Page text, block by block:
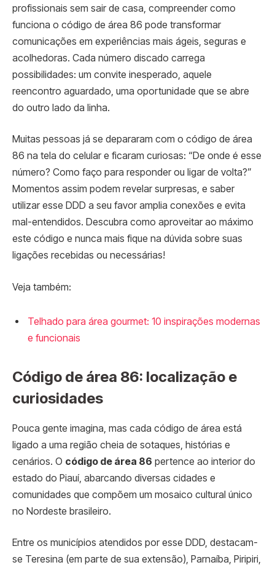
profissionais sem sair de casa, compreender como
funciona o código de área 86 pode transformar
comunicações em experiências mais ágeis, seguras e
acolhedoras. Cada número discado carrega
possibilidades: um convite inesperado, aquele
reencontro aguardado, uma oportunidade que se abre
do outro lado da linha.
Muitas pessoas já se depararam com o código de área
86 na tela do celular e ficaram curiosas: “De onde é esse
número? Como faço para responder ou ligar de volta?”
Momentos assim podem revelar surpresas, e saber
utilizar esse DDD a seu favor amplia conexões e evita
mal-entendidos. Descubra como aproveitar ao máximo
este código e nunca mais fique na dúvida sobre suas
ligações recebidas ou necessárias!
Veja também:
Telhado para área gourmet: 10 inspirações modernas
e funcionais
Código de área 86: localização e
curiosidades
Pouca gente imagina, mas cada código de área está
ligado a uma região cheia de sotaques, histórias e
cenários. O código de área 86 pertence ao interior do
estado do Piauí, abarcando diversas cidades e
comunidades que compõem um mosaico cultural único
no Nordeste brasileiro.
Entre os municípios atendidos por esse DDD, destacam-
se Teresina (em parte de sua extensão), Parnaíba, Piripiri,